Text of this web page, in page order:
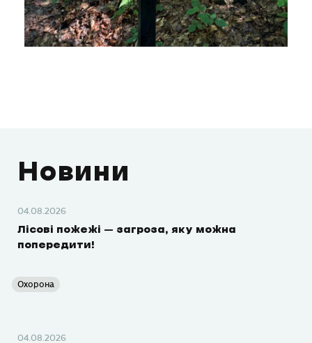
Новини
04.08.2026
Лісові пожежі – загроза, яку можна
попередити!
Охорона
04.08.2026